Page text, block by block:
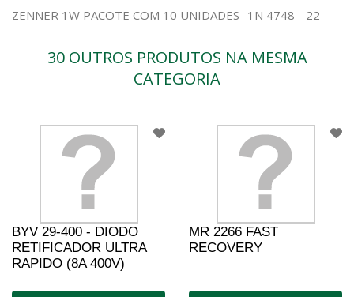
ZENNER 1W PACOTE COM 10 UNIDADES -1N 4748 - 22
30 OUTROS PRODUTOS NA MESMA
CATEGORIA
BYV 29-400 - DIODO
RETIFICADOR ULTRA
RAPIDO (8A 400V)
MR 2266 FAST
RECOVERY